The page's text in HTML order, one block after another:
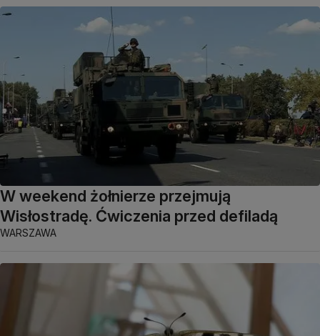
W weekend żołnierze przejmują
Wisłostradę. Ćwiczenia przed defiladą
WARSZAWA